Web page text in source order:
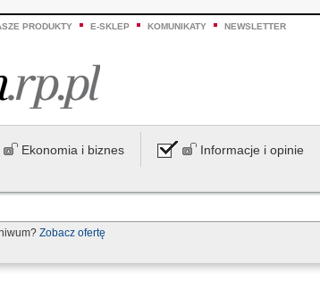
PRODUKTY E-SKLEP KOMUNIKATY NEWSLETTER
Ekonomia i biznes Informacje i opinie
Zobacz ofertę